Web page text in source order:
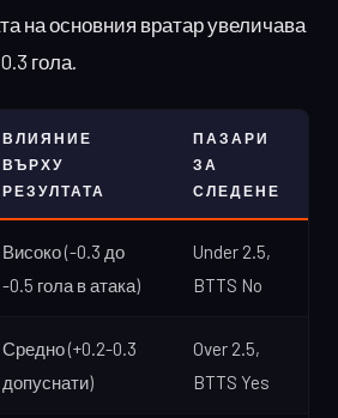
на основния вратар увеличава
гола.
ВЛИЯНИЕ
ВЪРХУ
РЕЗУЛТАТА
ПАЗАРИ
ЗА
СЛЕДЕНЕ
Високо (-0.3 до
-0.5 гола в атака)
Under 2.5,
BTTS No
Средно (+0.2-0.3
допуснати)
Over 2.5,
BTTS Yes